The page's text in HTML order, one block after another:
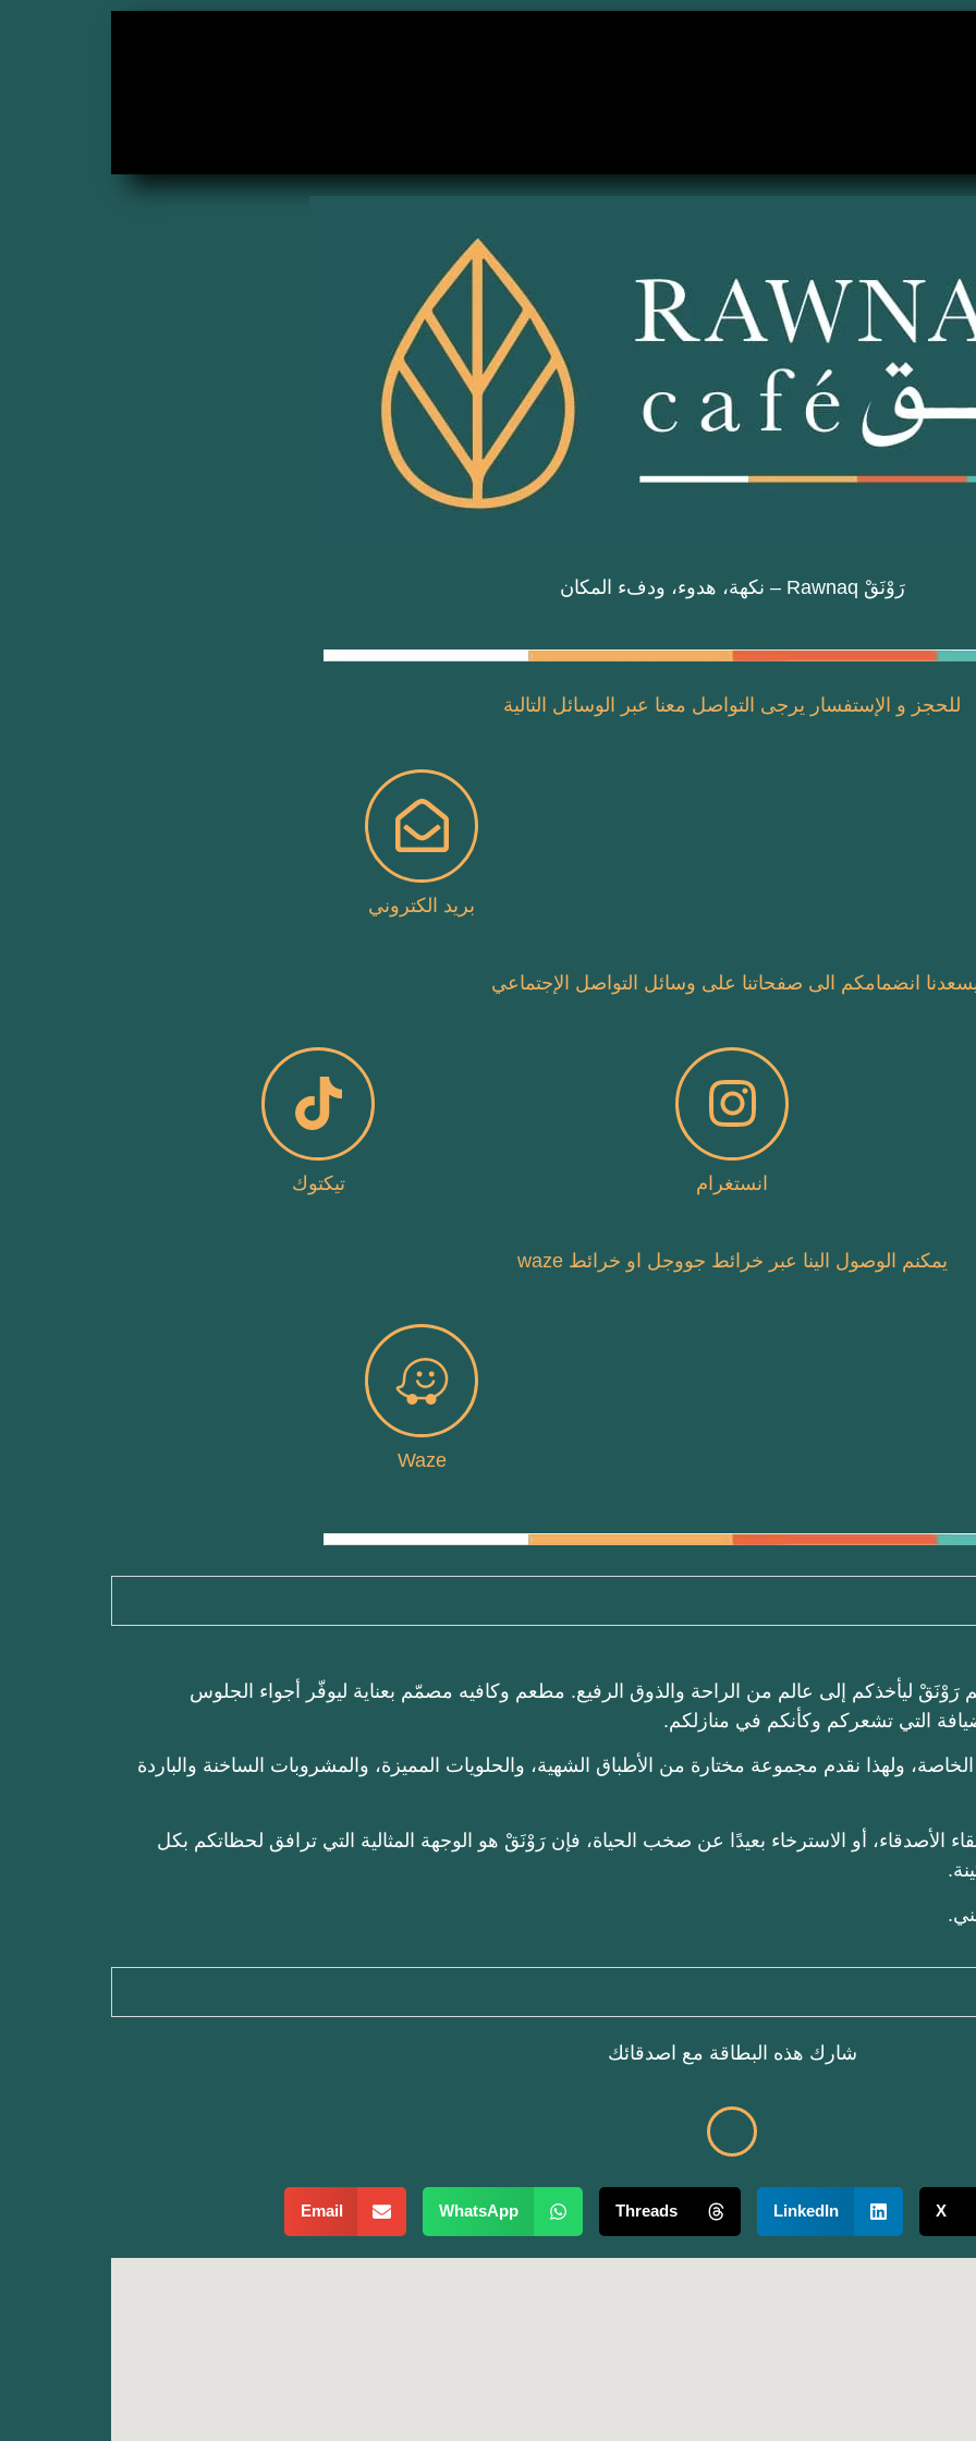
رَوْنَقْ Rawnaq – نكهة، هدوء، ودفء المكان
للحجز و الإستفسار يرجى التواصل معنا عبر الوسائل التالية
بريد الكتروني
انضمامكم الى صفحاتنا على وسائل التواصل الإجتماعي
انستغرام تيكتوك
يمكنم الوصول الينا عبر خرائط جووجل او خرائط waze
Waze
رَوْنَقْ ليأخذكم إلى عالم من الراحة والذوق الرفيع. مطعم وكافيه مصمّم بعناية ليوفّر أجواء الجلوس
التي تشعركم وكأنكم في منازلكم.
ولهذا نقدم مجموعة مختارة من الأطباق الشهية، والحلويات المميزة، والمشروبات الساخنة والباردة
الأصدقاء، أو الاسترخاء بعيدًا عن صخب الحياة، فإن رَوْنَقْ هو الوجهة المثالية التي ترافق لحظاتكم بكل
شارك هذه البطاقة مع اصدقائك
X
LinkedIn
Threads
WhatsApp
Email